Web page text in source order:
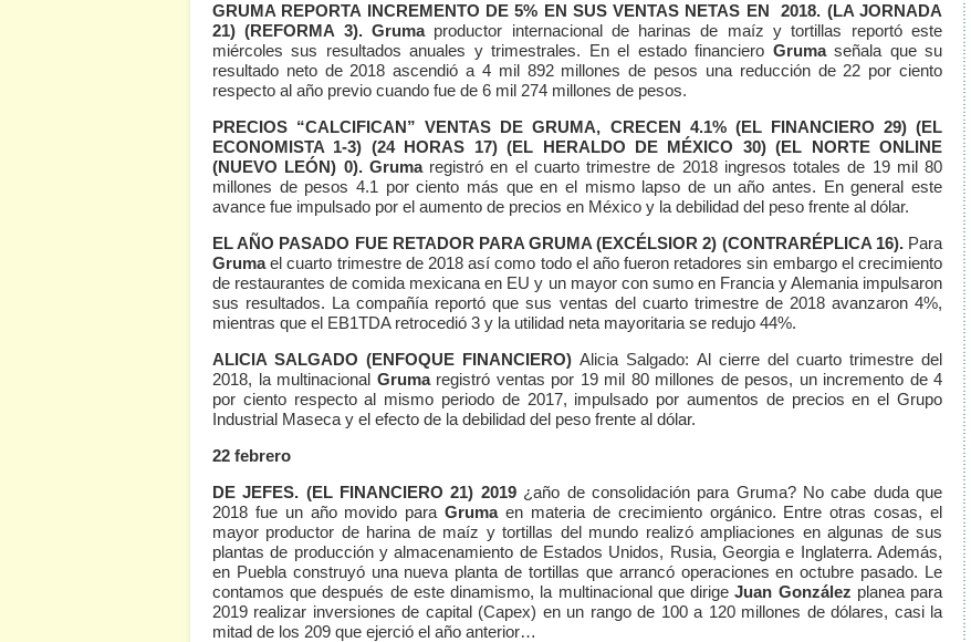
GRUMA REPORTA INCREMENTO DE 5% EN SUS VENTAS NETAS EN 2018. (LA JORNADA
21) (REFORMA 3). Grumaproductor internacional de harinas de maíz y tortillas reportó este
miércoles sus resultados anuales y trimestrales. En el estado financiero Grumaseñala que su
resultado neto de 2018 ascendió a 4 mil 892 millones de pesos una reducción de 22 por ciento
respecto al año previo cuando fue de 6 mil 274 millones de pesos.
PRECIOS “CALCIFICAN” VENTAS DE GRUMA, CRECEN 4.1% (EL FINANCIERO 29) (EL
ECONOMISTA 1-3) (24 HORAS 17) (EL HERALDO DE MÉXICO 30) (EL NORTE ONLINE
(NUEVO LEÓN) 0). Grumaregistró en el cuarto trimestre de 2018 ingresos totales de 19 mil 80
millones de pesos 4.1 por ciento más que en el mismo lapso de un año antes. En general este
avance fue impulsado por el aumento de precios en México y la debilidad del peso frente al dólar.
EL AÑO PASADO FUE RETADOR PARA GRUMA(EXCÉLSIOR 2) (CONTRARÉPLICA 16). Para
Grumael cuarto trimestre de 2018 así como todo el año fueron retadores sin embargo el crecimiento
de restaurantes de comida mexicana en EU y un mayor con sumo en Francia y Alemania impulsaron
sus resultados. La compañía reportó que sus ventas del cuarto trimestre de 2018 avanzaron 4%,
mientras que el EB1TDA retrocedió 3 y la utilidad neta mayoritaria se redujo 44%.
ALICIA SALGADO(ENFOQUE FINANCIERO) Alicia Salgado: Al cierre del cuarto trimestre del
2018, la multinacional Gruma registró ventas por 19 mil 80 millones de pesos, un incremento de 4
por ciento respecto al mismo periodo de 2017, impulsado por aumentos de precios en el Grupo
Industrial Maseca y el efecto de la debilidad del peso frente al dólar.
22 febrero
DE JEFES. (EL FINANCIERO 21) 2019¿año de consolidación para Gruma? No cabe duda que
2018 fue un año movido paraGrumaen materia de crecimiento orgánico. Entre otras cosas, el
mayor productor de harina de maíz y tortillas del mundo realizó ampliaciones en algunas de sus
plantas de producción y almacenamiento de Estados Unidos, Rusia, Georgia e Inglaterra. Además,
en Puebla construyó una nueva planta de tortillas que arrancó operaciones en octubre pasado. Le
contamos que después de este dinamismo, la multinacional que dirigeJuan González planea para
2019 realizar inversiones de capital (Capex) en un rango de 100 a 120 millones de dólares, casi la
mitad de los 209 que ejerció el año anterior…